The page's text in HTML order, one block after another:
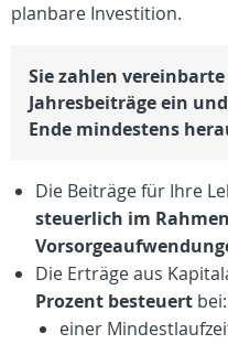
planbare Investition.
Sie zahlen
Jahresbeiträge ein
Ende mindestens
Die Beiträge für Ihre
steuerlich im
Die Erträge aus
Prozent besteuert bei:
einer